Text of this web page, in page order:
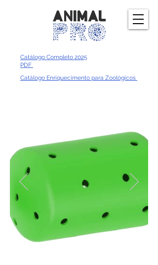
Catálogo Completo 2025
PDF
Catálogo Enriquecimento para Zoológicos